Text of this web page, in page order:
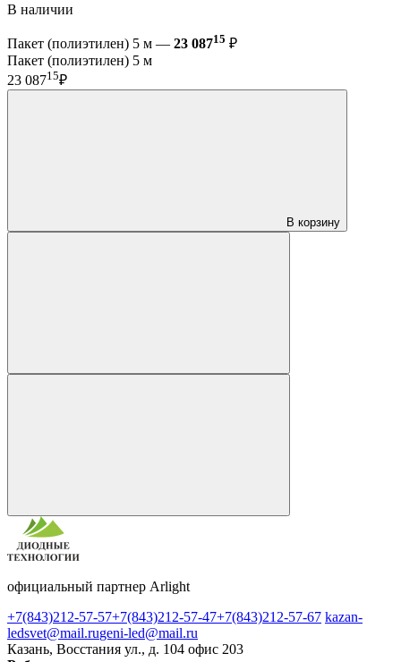
В наличии
Пакет (полиэтилен) 5 м — 23 08715 ₽
Пакет (полиэтилен) 5 м
23 08715₽
В корзину
официальный партнер Arlight
+7(843)212-57-57+7(843)212-57-47+7(843)212-57-67 kazan-
ledsvet@mail.rugeni-led@mail.ru
Казань, Восстания ул., д. 104 офис 203